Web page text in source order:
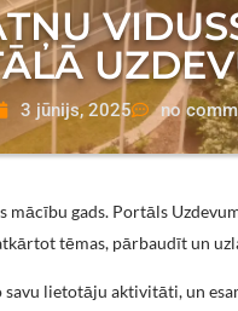
3 jūnijs, 2025 no
gads. Portāls
atkārtot tēmas, pārbaudīt
lietotāju aktivitāti, un